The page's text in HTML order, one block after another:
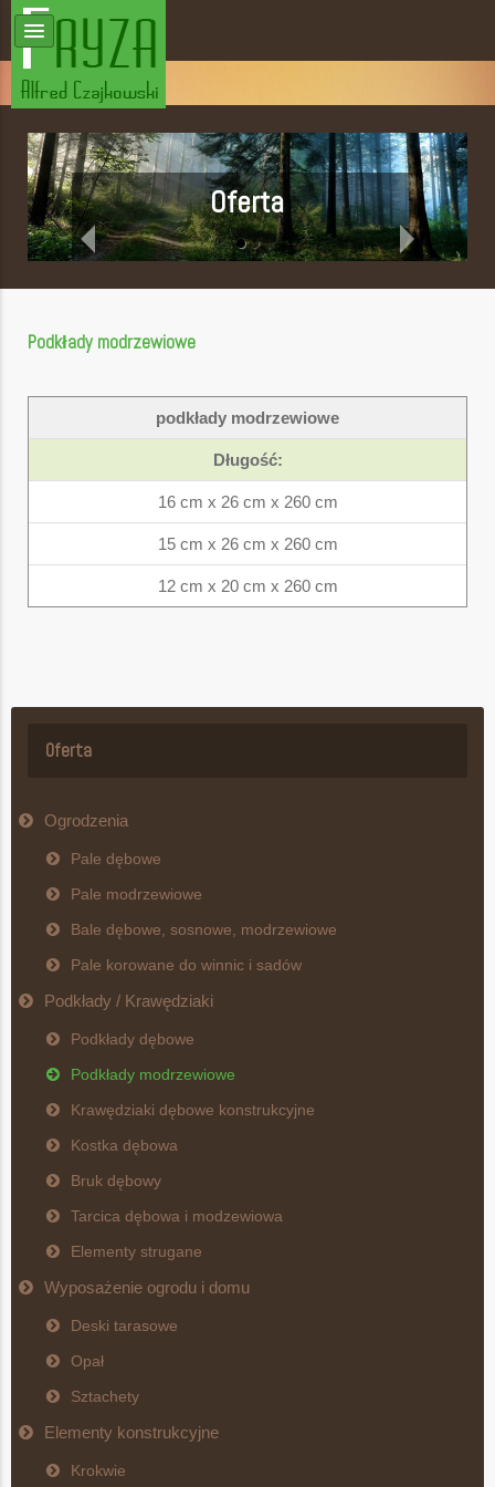
Oferta
Podkłady modrzewiowe
podkłady modrzewiowe
Długość:
16 cm x 26 cm x 260 cm
15 cm x 26 cm x 260 cm
12 cm x 20 cm x 260 cm
Oferta
Ogrodzenia
Pale dębowe
Pale modrzewiowe
Bale dębowe, sosnowe, modrzewiowe
Pale korowane do winnic i sadów
Podkłady / Krawędziaki
Podkłady dębowe
Podkłady modrzewiowe
Krawędziaki dębowe konstrukcyjne
Kostka dębowa
Bruk dębowy
Tarcica dębowa i modzewiowa
Elementy strugane
Wyposażenie ogrodu i domu
Deski tarasowe
Opał
Sztachety
Elementy konstrukcyjne
Krokwie